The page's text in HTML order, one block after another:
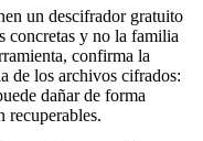
un descifrador gratuito
concretas y no la familia
confirma la
de los archivos cifrados:
dañar de forma
recuperables.